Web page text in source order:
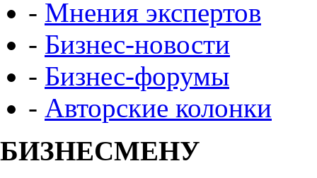
- Мнения экспертов
- Бизнес-новости
- Бизнес-форумы
- Авторские колонки
БИЗНЕСМЕНУ